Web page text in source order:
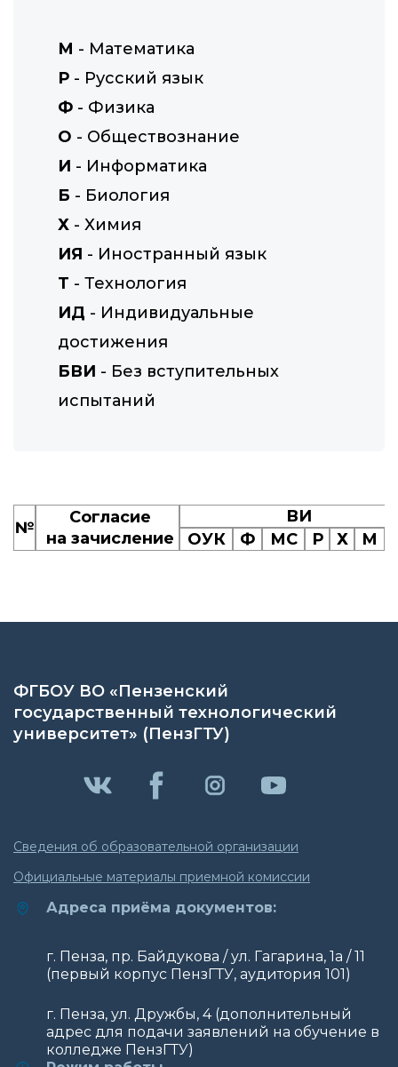
М - Математика
Р - Русский язык
Ф - Физика
О - Обществознание
И - Информатика
Б - Биология
Х - Химия
ИЯ - Иностранный язык
Т - Технология
ИД - Индивидуальные
достижения
БВИ - Без вступительных
испытаний
№
Согласие
на зачисление
ВИ
ОУК
Ф МС Р Х М
ФГБОУ ВО «Пензенский
государственный технологический
университет» (ПензГТУ)
Сведения об образовательной организации
Официальные материалы приемной комиссии
Адреса приёма документов:
г. Пенза, пр. Байдукова / ул. Гагарина, 1а / 11
(первый корпус ПензГТУ, аудитория 101)
г. Пенза, ул. Дружбы, 4 (дополнительный
адрес для подачи заявлений на обучение в
колледже ПензГТУ)